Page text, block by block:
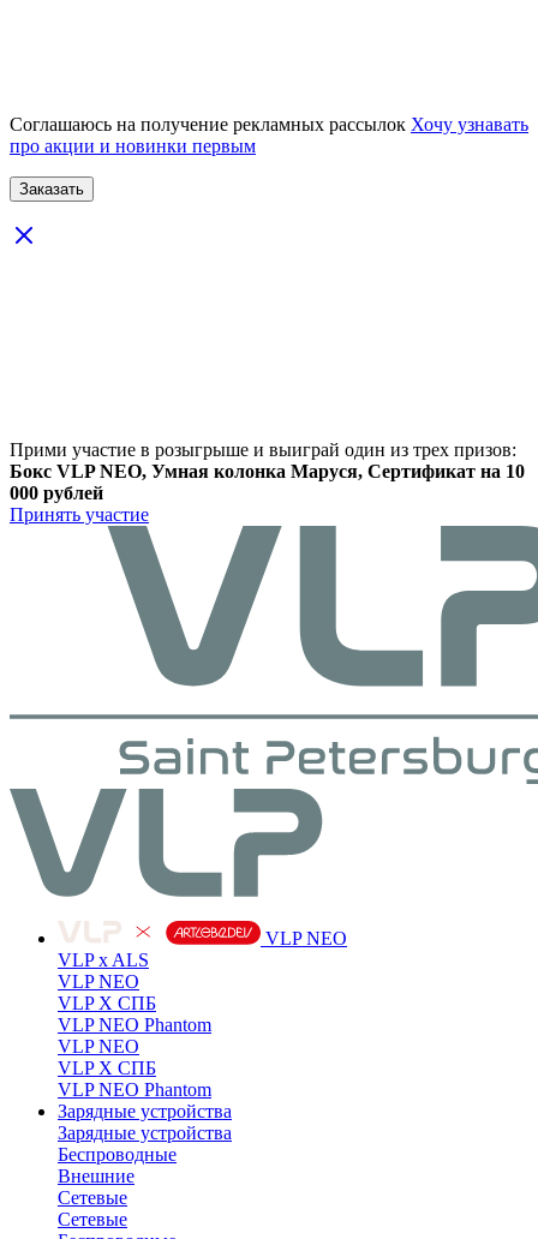
Соглашаюсь на получение рекламных рассылок Хочу узнавать
про акции и новинки первым
Прими участие в розыгрыше и выиграй один из трех призов:
Бокс VLP NEO, Умная колонка Маруся, Сертификат на 10
000 рублей
Принять участие
VLP NEO
VLP x ALS
VLP NEO
VLP X СПБ
VLP NEO Phantom
VLP NEO
VLP X СПБ
VLP NEO Phantom
Зарядные устройства
Зарядные устройства
Беспроводные
Внешние
Сетевые
Сетевые